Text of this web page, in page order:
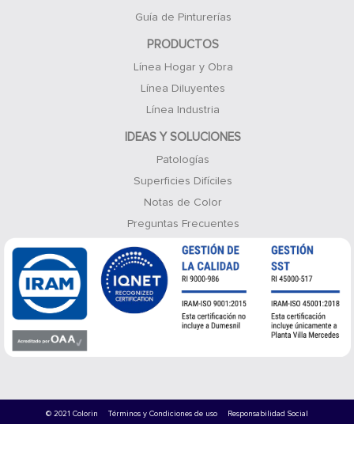
Guía de Pinturerías
PRODUCTOS
Línea Hogar y Obra
Línea Diluyentes
Línea Industria
IDEAS Y SOLUCIONES
Patologías
Superficies Difíciles
Notas de Color
Preguntas Frecuentes
© 2021 Colorin Términos y Condiciones de uso Responsabilidad Social